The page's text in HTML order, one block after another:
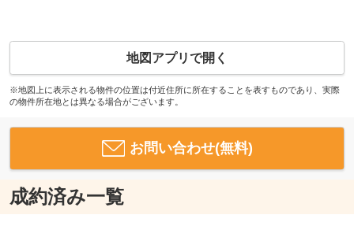
地図アプリで開く
※地図上に表示される物件の位置は付近住所に所在することを表すものであり、実際
の物件所在地とは異なる場合がございます。
お問い合わせ(無料)
成約済み一覧